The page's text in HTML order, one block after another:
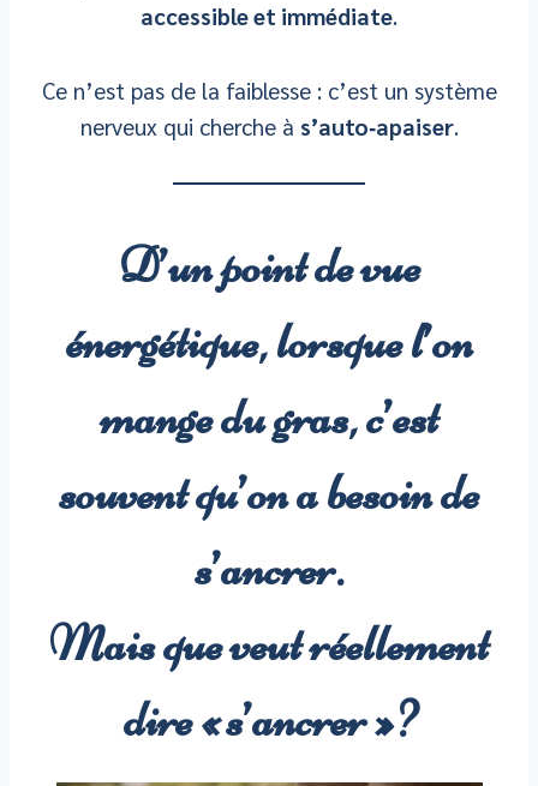
accessible et immédiate.
Ce n’est pas de la faiblesse : c’est un système
nerveux qui cherche à s’auto‑apaiser.
D’un point de vue
énergétique, lorsque l’on
mange du gras, c’est
souvent qu’on a besoin de
s’ancrer.
Mais que veut réellement
dire « s’ancrer » ?